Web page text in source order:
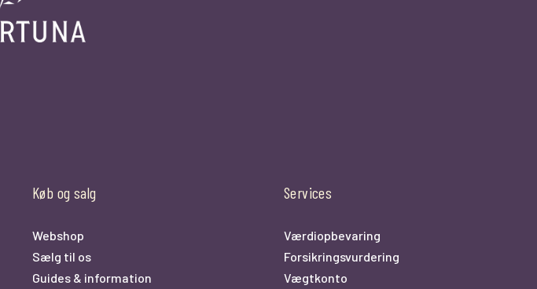
Køb og salg
Webshop
Sælg til os
Guides & information
Services
Værdiopbevaring
Forsikringsvurdering
Vægtkonto